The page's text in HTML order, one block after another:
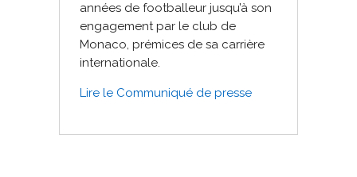
années de footballeur jusqu’à son
engagement par le club de
Monaco, prémices de sa carrière
internationale.
Lire le Communiqué de presse